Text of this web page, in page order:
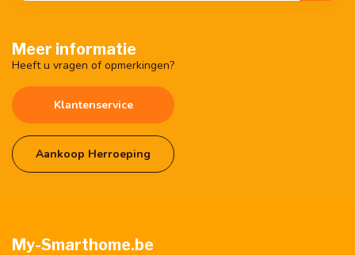
Meer informatie
Heeft u vragen of opmerkingen?
Klantenservice
Aankoop Herroeping
My-Smarthome.be